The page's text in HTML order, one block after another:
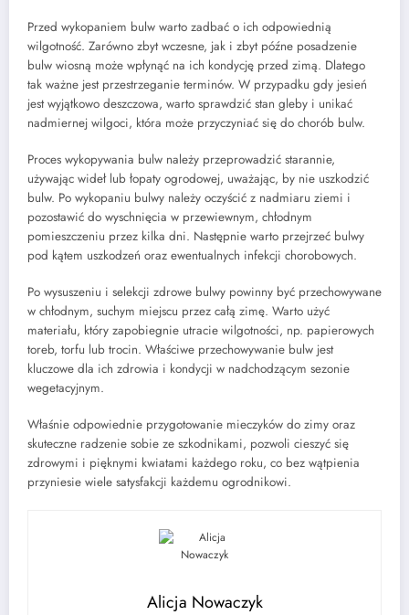
Przed wykopaniem bulw warto zadbać o ich odpowiednią
wilgotność. Zarówno zbyt wczesne, jak i zbyt późne posadzenie
bulw wiosną może wpłynąć na ich kondycję przed zimą. Dlatego
tak ważne jest przestrzeganie terminów. W przypadku gdy jesień
jest wyjątkowo deszczowa, warto sprawdzić stan gleby i unikać
nadmiernej wilgoci, która może przyczyniać się do chorób bulw.
Proces wykopywania bulw należy przeprowadzić starannie,
używając wideł lub łopaty ogrodowej, uważając, by nie uszkodzić
bulw. Po wykopaniu bulwy należy oczyścić z nadmiaru ziemi i
pozostawić do wyschnięcia w przewiewnym, chłodnym
pomieszczeniu przez kilka dni. Następnie warto przejrzeć bulwy
pod kątem uszkodzeń oraz ewentualnych infekcji chorobowych.
Po wysuszeniu i selekcji zdrowe bulwy powinny być przechowywane
w chłodnym, suchym miejscu przez całą zimę. Warto użyć
materiału, który zapobiegnie utracie wilgotności, np. papierowych
toreb, torfu lub trocin. Właściwe przechowywanie bulw jest
kluczowe dla ich zdrowia i kondycji w nadchodzącym sezonie
wegetacyjnym.
Właśnie odpowiednie przygotowanie mieczyków do zimy oraz
skuteczne radzenie sobie ze szkodnikami, pozwoli cieszyć się
zdrowymi i pięknymi kwiatami każdego roku, co bez wątpienia
przyniesie wiele satysfakcji każdemu ogrodnikowi.
Alicja Nowaczyk